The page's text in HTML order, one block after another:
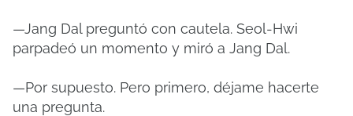
—Jang Dal preguntó con cautela. Seol-Hwi
parpadeó un momento y miró a Jang Dal.
—Por supuesto. Pero primero, déjame hacerte
una pregunta.